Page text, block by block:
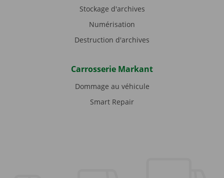
Stockage d'archives
Numérisation
Destruction d'archives
Carrosserie Markant
Dommage au véhicule
Smart Repair